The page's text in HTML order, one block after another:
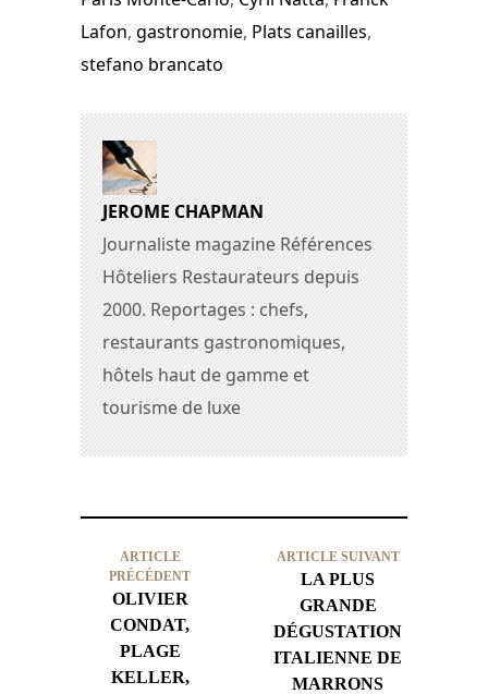
Lafon, gastronomie, Plats canailles,
stefano brancato
JEROME CHAPMAN
Journaliste magazine Références
Hôteliers Restaurateurs depuis
2000. Reportages : chefs,
restaurants gastronomiques,
hôtels haut de gamme et
tourisme de luxe
ARTICLE
PRÉCÉDENT
OLIVIER
CONDAT,
PLAGE
KELLER,
ARTICLE SUIVANT
LA PLUS
GRANDE
DÉGUSTATION
ITALIENNE DE
MARRONS